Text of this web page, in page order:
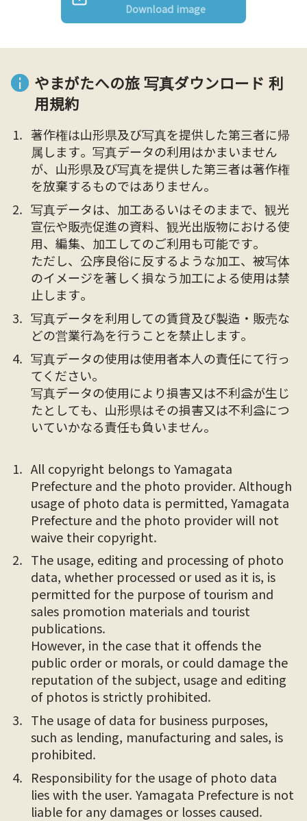
Download image
やまがたへの旅 写真ダウンロード 利
用規約
著作権は山形県及び写真を提供した第三者に帰
属します。写真データの利用はかまいません
が、山形県及び写真を提供した第三者は著作権
を放棄するものではありません。
写真データは、加工あるいはそのままで、観光
宣伝や販売促進の資料、観光出版物における使
用、編集、加工してのご利用も可能です。
ただし、公序良俗に反するような加工、被写体
のイメージを著しく損なう加工による使用は禁
止します。
写真データを利用しての賃貸及び製造・販売な
どの営業行為を行うことを禁止します。
写真データの使用は使用者本人の責任にて行っ
てください。
写真データの使用により損害又は不利益が生じ
たとしても、山形県はその損害又は不利益につ
いていかなる責任も負いません。
All copyright belongs to Yamagata
Prefecture and the photo provider. Although
usage of photo data is permitted, Yamagata
Prefecture and the photo provider will not
waive their copyright.
The usage, editing and processing of photo
data, whether processed or used as it is, is
permitted for the purpose of tourism and
sales promotion materials and tourist
publications.
However, in the case that it offends the
public order or morals, or could damage the
reputation of the subject, usage and editing
of photos is strictly prohibited.
The usage of data for business purposes,
such as lending, manufacturing and sales, is
prohibited.
Responsibility for the usage of photo data
lies with the user. Yamagata Prefecture is not
liable for any damages or losses caused.